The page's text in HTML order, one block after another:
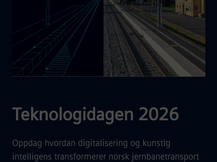
Teknologidagen 2026
Oppdag hvordan digitalisering og kunstig
intelligens transformerer norsk jernbanetransport